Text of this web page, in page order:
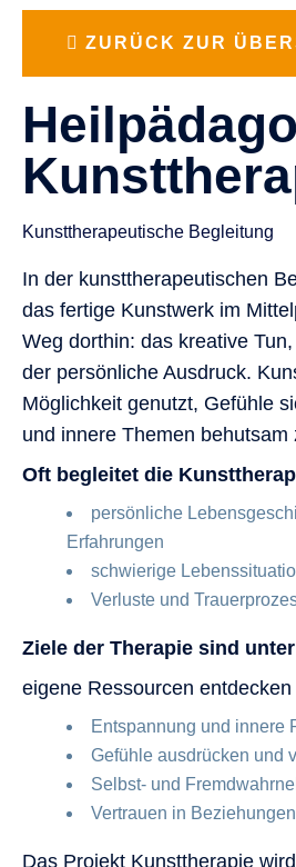
ZURÜCK ZUR
Kunsttherapeutische Begleitung
In der kunsttherapeutischen
das fertige Kunstwerk im
Weg dorthin: das kreative
der persönliche Ausdruck.
Möglichkeit genutzt, Gefühle
und innere Themen behutsam
Oft begleitet die
persönliche
Erfahrungen
schwierige
Verluste und
Ziele der Therapie sind
eigene Ressourcen
Entspannung und innere
Gefühle ausdrücken und
Selbst- und
Vertrauen in
Das Projekt Kunsttherapie